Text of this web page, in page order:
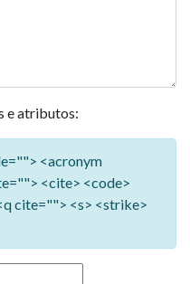
e atributos:
<acronym
<cite> <code>
cite=""> <s> <strike>